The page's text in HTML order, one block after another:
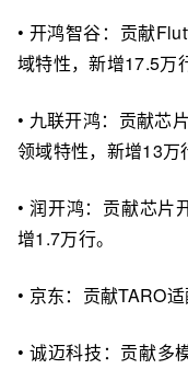
• 开鸿智谷：贡献
域特性，新增17.5万
• 九联开鸿：贡献芯
领域特性，新增13万
• 润开鸿：贡献芯片
增1.7万行。
• 京东：贡献TARO
• 诚迈科技：贡献多